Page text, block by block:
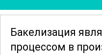
Бакелизация
процессом в